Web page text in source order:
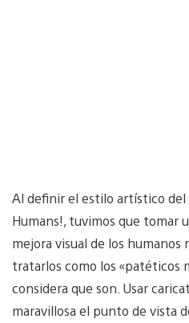
Al definir el estilo artístico del
Humans!, tuvimos que tomar
mejora visual de los humanos
tratarlos como los «patéticos
considera que son. Usar
maravillosa el punto de vista